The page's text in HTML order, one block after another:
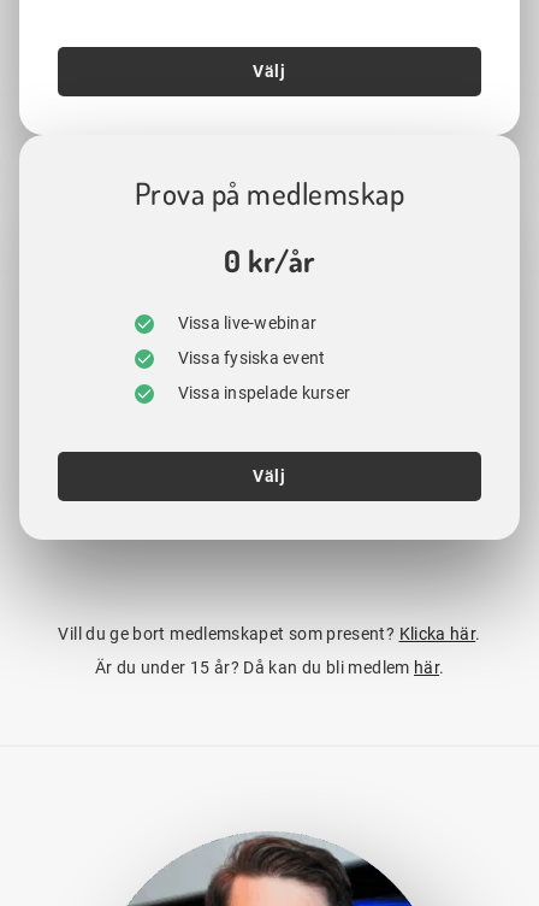
Välj
Prova på medlemskap
0 kr/år
Vissa live-webinar
Vissa fysiska event
Vissa inspelade kurser
Välj
Vill du ge bort medlemskapet som present? Klicka här.
Är du under 15 år? Då kan du bli medlem här.